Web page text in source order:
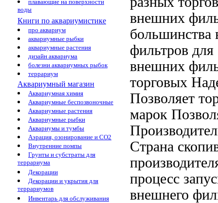
плавающие на поверхности
воды
Книги по аквариумистике
про аквариум
аквариумные рыбки
аквариумные растения
дизайн аквариума
болезни аквариумных рыбок
террариум
Аквариумный магазин
Аквариумная химия
Аквариумные беспозвоночные
Аквариумные растения
Аквариумные рыбки
Аквариумы и тумбы
Аэрация, озонирование и CO2
Внутренние помпы
Грунты и субстраты для
террариума
Декорации
Декорации и укрытия для
террариумов
Инвентарь для обслуживания
внешних
большинства
фильтров
внешних
торговых
Позволяет
марок
Страна
процесс
внешнего